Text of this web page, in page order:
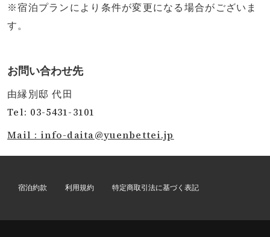
※宿泊プランにより条件が変更になる場合がございま
す。
お問い合わせ先
由縁別邸 代田
Tel: 03-5431-3101
Mail : info-daita@yuenbettei.jp
宿泊約款 利用規約 特定商取引法に基づく表記